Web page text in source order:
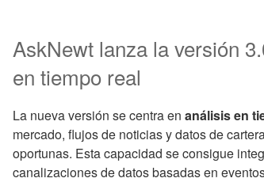
AskNewt lanza la versión
en tiempo real
La nueva versión se centra en análisis en
mercado, flujos de noticias y datos de
oportunas. Esta capacidad se consigue
canalizaciones de datos basadas en